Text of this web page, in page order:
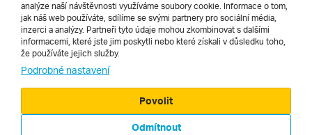
Všechny
Cestopisy
analýze naší návštěvnosti využíváme soubory cookie. Informace o tom,
jak náš web používáte, sdílíme se svými partnery pro sociální média,
inzerci a analýzy. Partneři tyto údaje mohou zkombinovat s dalšími
informacemi, které jste jim poskytli nebo které získali v důsledku toho,
že používáte jejich služby.
Podrobné nastavení
Odmítnout
Povolit